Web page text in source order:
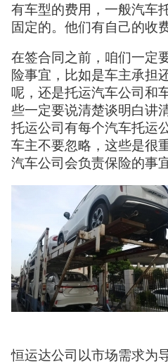
有车型的费用，一般汽车
固定的。他们有自己的收
在签合同之前，咱们一定
险事宜，比如是车主承担
呢，还是托运汽车公司和
些一定要说清楚谈明白讲
托运公司有每个汽车托运
车主不要忽略，这些是很
汽车公司会负责保险的事
恒运达公司以市场需求为